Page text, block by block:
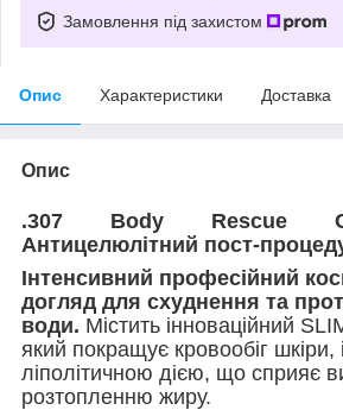
Замовлення під захистом
Опис Характеристики Доставка
Опис
.307 Body Rescue
Антицелюлітний пост-
Інтенсивний професійний
догляд для схуднення та
води. Містить інноваційний
який покращує кровообіг шкіри,
ліполітичною дією, що сприяє
розтопленню жиру.